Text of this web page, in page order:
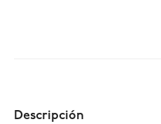
Descripción